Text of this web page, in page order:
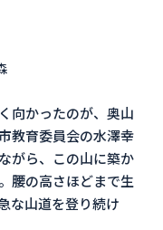
向かったのが、奥山
教育委員会の水澤幸
がら、この山に築か
腰の高さほどまで生
な山道を登り続け